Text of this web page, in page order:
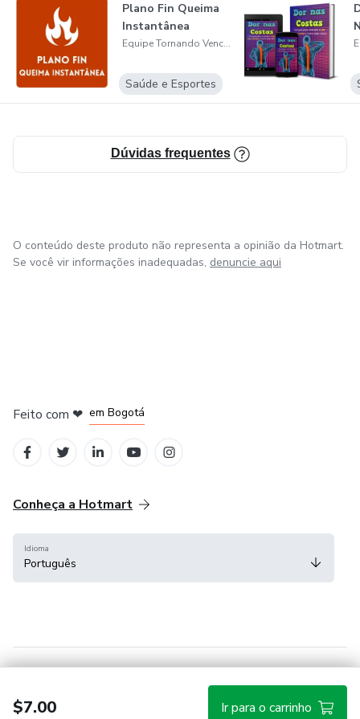
Plano Fin Queima
Instantânea
Equipe Tornando Vencedor
Saúde e Esportes
Dúvidas frequentes
$7.00 Ir para o carrinho
O conteúdo deste produto não representa a opinião da Hotmart.
Se você vir informações inadequadas, denuncie aqui
Feito com ❤ em Bogotá
Conheça a Hotmart
Idioma
Português